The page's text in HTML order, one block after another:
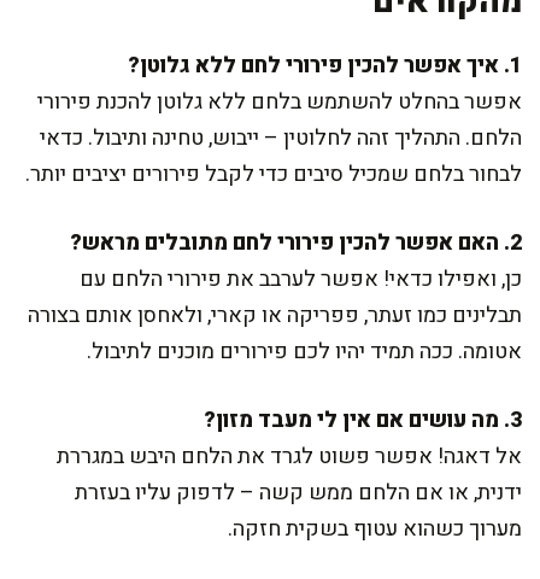
1. איך אפשר להכין פירורי לחם ללא גלוטן?
אפשר בהחלט להשתמש בלחם ללא גלוטן להכנת פירורי
הלחם. התהליך זהה לחלוטין – ייבוש, טחינה ותיבול. כדאי
לבחור בלחם שמכיל סיבים כדי לקבל פירורים יציבים יותר.
2. האם אפשר להכין פירורי לחם מתובלים מראש?
כן, ואפילו כדאי! אפשר לערבב את פירורי הלחם עם
תבלינים כמו זעתר, פפריקה או קארי, ולאחסן אותם בצורה
אטומה. ככה תמיד יהיו לכם פירורים מוכנים לתיבול.
3. מה עושים אם אין לי מעבד מזון?
אל דאגה! אפשר פשוט לגרד את הלחם היבש במגררת
ידנית, או אם הלחם ממש קשה – לדפוק עליו בעזרת
מערוך כשהוא עטוף בשקית חזקה.